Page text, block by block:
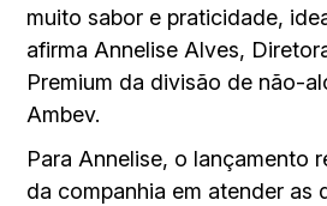
muito sabor e praticidade,
afirma Annelise Alves,
Premium da divisão de não-
Ambev.
Para Annelise, o lançamento
da companhia em atender as